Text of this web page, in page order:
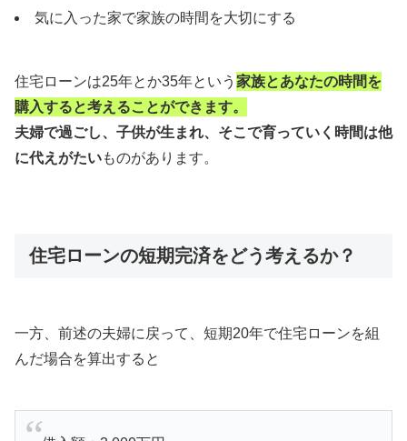
気に入った家で家族の時間を大切にする
住宅ローンは25年とか35年という 家族とあなたの時間を
購入すると考えることができます。
夫婦で過ごし、子供が生まれ、そこで育っていく時間は他
に代えがたいものがあります。
住宅ローンの短期完済をどう考えるか？
一方、前述の夫婦に戻って、短期20年で住宅ローンを組
んだ場合を算出すると